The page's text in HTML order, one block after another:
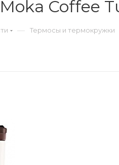
Coffee
— Термосы и термокружки